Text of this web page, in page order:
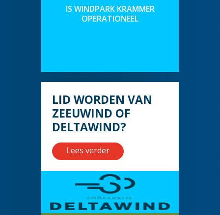
IS WINDPARK KRAMMER
OPERATIONEEL
LID WORDEN VAN
ZEEUWIND OF
DELTAWIND?
Lees verder